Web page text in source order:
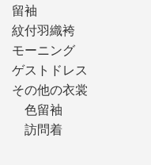
留袖
紋付羽織袴
モーニング
ゲストドレス
その他の衣裳
色留袖
訪問着